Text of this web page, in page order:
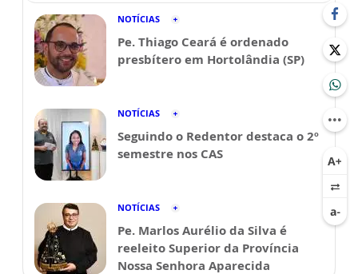
NOTÍCIAS
Pe. Thiago Ceará é ordenado
presbítero em Hortolândia (SP)
NOTÍCIAS
Seguindo o Redentor destaca o 2º
semestre nos CAS
NOTÍCIAS
Pe. Marlos Aurélio da Silva é
reeleito Superior da Província
Nossa Senhora Aparecida